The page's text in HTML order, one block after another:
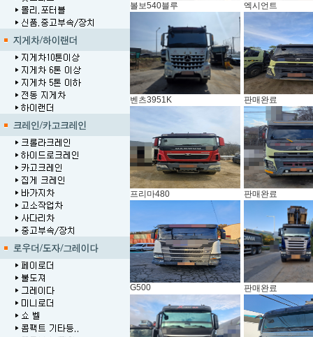
볼보540블루 엑시언트
벤츠3951K 판매완료
프리마480 판매완료
G500 판매완료